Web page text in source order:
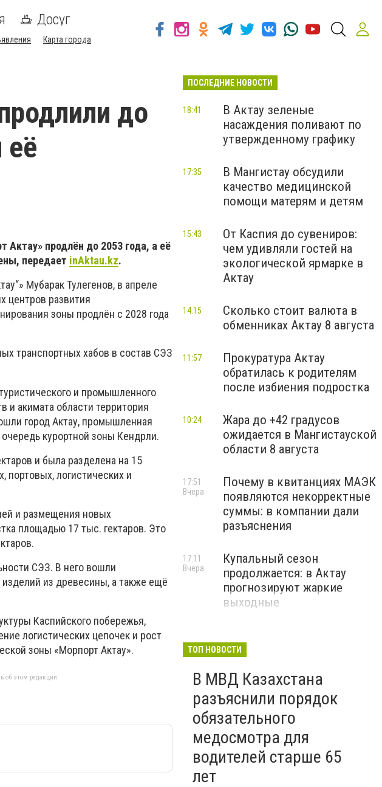
Досуг
Карта города
до
её
Актау» продлён до 2053 года, а её
передает inAktau.kz.
Мубарак Тулегенов, в апреле
центров развития
зоны продлён с 2028 года
транспортных хабов в состав СЭЗ
и промышленного
и акимата области территория
город Актау, промышленная
курортной зоны Кендрли.
и была разделена на 15
портовых, логистических и
и размещения новых
площадью 17 тыс. гектаров. Это
СЭЗ. В него вошли
из древесины, а также ещё
Каспийского побережья,
логистических цепочек и рост
зоны «Морпорт Актау».
об этом редакции
ПОСЛЕДНИЕ НОВОСТИ
В Актау зеленые
насаждения поливают по
утвержденному графику
18:41
В Мангистау обсудили
качество медицинской
помощи матерям и детям
17:35
От Каспия до сувениров:
чем удивляли гостей на
экологической ярмарке в
Актау
15:43
Сколько стоит валюта в
обменниках Актау 8 августа
14:15
Прокуратура Актау
обратилась к родителям
после избиения подростка
11:57
Жара до +42 градусов
ожидается в Мангистауской
области 8 августа
10:24
Почему в квитанциях МАЭК
появляются некорректные
суммы: в компании дали
разъяснения
17:51
Вчера
Купальный сезон
продолжается: в Актау
прогнозируют жаркие
выходные
17:11
Вчера
ТОП НОВОСТИ
В МВД Казахстана
разъяснили порядок
обязательного
медосмотра для
водителей старше 65
лет